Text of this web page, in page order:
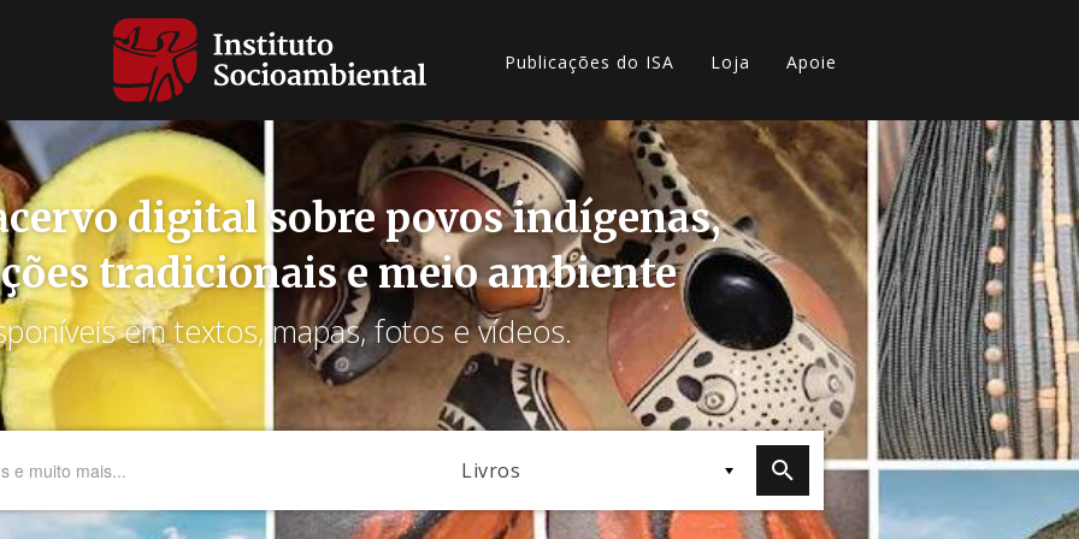
Publicações do ISA Loja Apoie
digital sobre povos indígenas,
tradicionais e meio ambiente
em textos, mapas, fotos e vídeos.
Livros